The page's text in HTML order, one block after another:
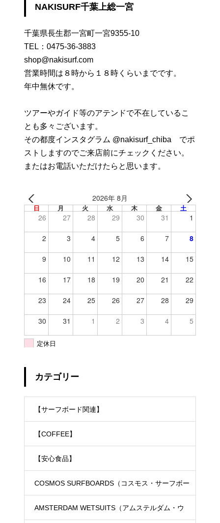
NAKISURF千葉上総一宮
千葉県長生郡一宮町一宮9355-10
TEL： 0475-36-3883
shop@nakisurf.com
営業時間は８時から１８時くらいまでです。
年中無休です。
ツアーやガイド等のアテンドで不在しているこ
とも多々ございます。
その都度インスタグラム @nakisurf_chiba でポ
ストしますのでご来店前にチェックください。
またはお電話いただけたらと思います。
2026年 8月
日 月 火 水 木 金 土
26 27 28 29 30 31 1
2 3 4 5 6 7 8
9 10 11 12 13 14 15
16 17 18 19 20 21 22
23 24 25 26 27 28 29
30 31 1 2 3 4 5
定休日
カテゴリー
【サーフボード関連】
【COFFEE】
【安心食品】
COSMOS SURFBOARDS（コスモス・サーフボー
ド）
AMSTERDAM WETSUITS（アムステルダム・ウ